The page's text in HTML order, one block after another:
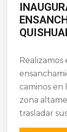
caminos
zona
trasladar